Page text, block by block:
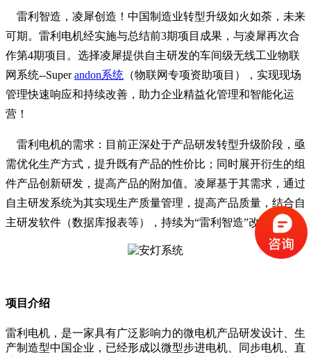
雷利智造，凌犀创造！中国制造业转型升级如火如荼，未来
可期。雷利电机经实施与总结前3期项目成果，与凌犀再次合
作第4期项目。选择凌犀提供自主研发的车间级无线工业物联
网系统--Superandon系统 （物联网专项资助项目），实现现场
管理快速响应和持续改善，助力企业精益化管理和智能化运
营！
雷利电机的需求：目前正深处于产品研发转型升级阶段，亟
需优化生产方式，提升既有产品的性价比；同时展开衍生的组
件产品创新研发，提高产品的附加值。凌犀基于其需求，通过
自主研发系统为其实现生产质量管理，提高产品质量，结合自
主研发软件（数据库报表等），持续为“雷利智造”改善目标！
项目介绍
雷利电机，是一家具有广泛影响力的微电机产品研发设计、生
产制造型中国企业，已经形成以微型步进电机、同步电机、直